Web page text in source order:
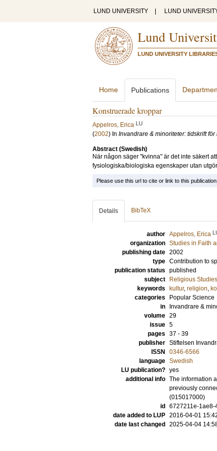
LUND UNIVERSITY LUND
Lund
LUND UNIVERSITY
Home Publications
Konstruerade kroppar
Appelros, Erica LU
(2002) In Invandrare & minoriteter: tidskrift
Abstract (Swedish)
När någon säger "kvinna" är det inte säkert
fysiologiska/biologiska egenskaper utan
Please use this url to cite or link to this publication:
Details BibTeX
author Appelros, Erica
organization Studies in Faith
publishing date 2002
type Contribution to
publication status published
subject
Religious Studies
keywords
kultur, religion,
categories
Popular Science
in
Invandrare &
volume 29
issue 5
pages 37 - 39
publisher Stiftelsen
ISSN
0346-6566
language Swedish
LU publication? yes
additional info The information
previously
(015017000)
id
6727211e-1ae8-
date added to LUP 2016-04-01
date last changed
2025-04-04